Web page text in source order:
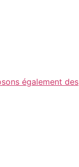
également des